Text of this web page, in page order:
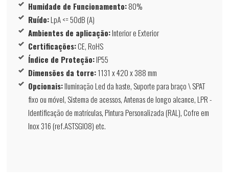
Humidade de Funcionamento:80%
Ruído:LpA <= 50dB (A)
Ambientes de aplicação:Interior e Exterior
Certificações:CE, RoHS
Índice de Proteção:IP55
Dimensões da torre:1131 x 420 x 388 mm
Opcionais:Iluminação Led da haste, Suporte para braço \ SPAT
fixo ou móvel, Sistema de acessos, Antenas de longo alcance, LPR -
Identificação de matrículas, Pintura Personalizada (RAL), Cofre em
Inox 316 (ref.ASTSGI08) etc.